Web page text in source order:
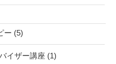
ー (5)
イザー講座 (1)